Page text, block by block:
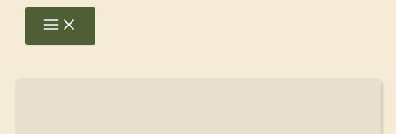
Inhalt
Main